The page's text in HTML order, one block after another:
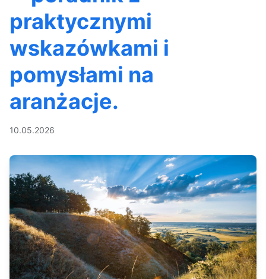
praktycznymi
wskazówkami i
pomysłami na
aranżacje.
10.05.2026